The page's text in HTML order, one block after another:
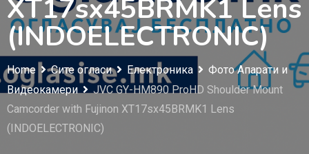
XT17sx45BRMK1 Lens
(INDOELECTRONIC)
Home Сите огласи Електроника
Фото Апарати и
Видеокамери
JVC GY-HM890 ProHD Shoulder Mount
Camcorder with Fujinon XT17sx45BRMK1 Lens
(INDOELECTRONIC)